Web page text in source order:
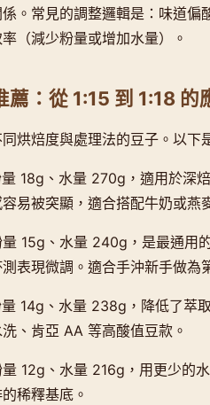
。常見的調整邏輯是：味道
（減少粉量或增加水量）。
薦：從 1:15 到 1:18 的
烘焙度與處理法的豆子。以下
量 18g、水量 270g，適用於深
易被突顯，適合搭配牛奶或燕
量 15g、水量 240g，是最通用
表現微調。適合手沖新手做為
量 14g、水量 238g，降低了萃
、肯亞 AA 等高酸值豆款。
量 12g、水量 216g，用更少的
稀釋基底。